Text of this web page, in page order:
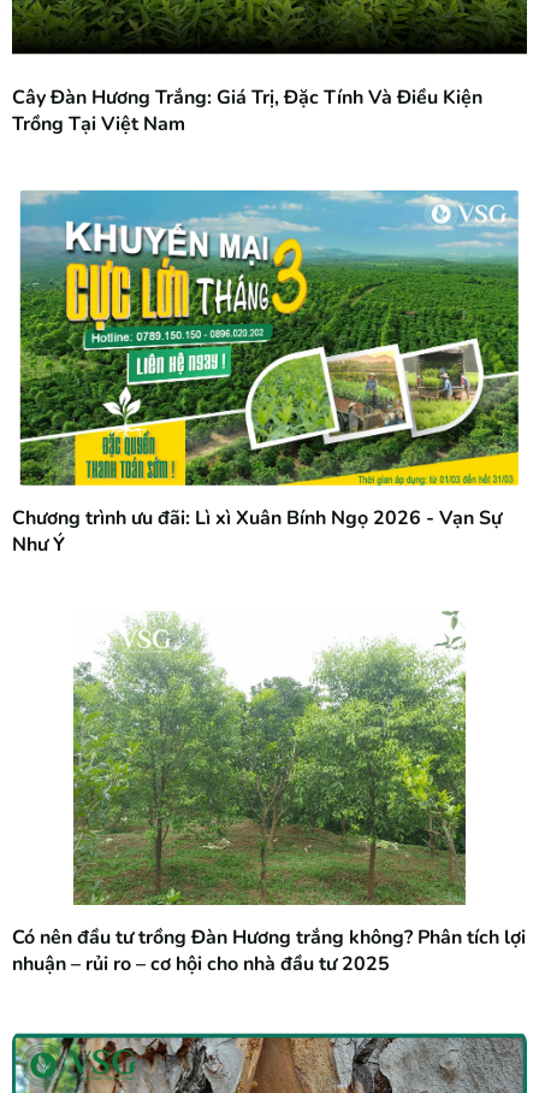
Cây Đàn Hương Trắng: Giá Trị, Đặc Tính Và Điều Kiện
Trồng Tại Việt Nam
Chương trình ưu đãi: Lì xì Xuân Bính Ngọ 2026 - Vạn Sự
Như Ý
Có nên đầu tư trồng Đàn Hương trắng không? Phân tích lợi
nhuận – rủi ro – cơ hội cho nhà đầu tư 2025